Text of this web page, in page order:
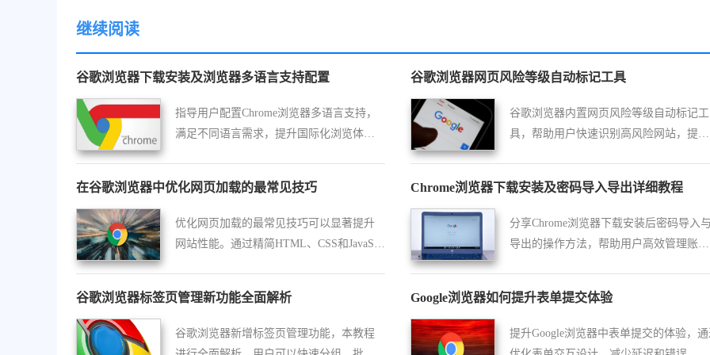
继续阅读
谷歌浏览器下载安装及浏览器多语言支持配置
指导用户配置Chrome浏览器多语言支持，
满足不同语言需求，提升国际化浏览体
谷歌浏览器网页风险等级自动标记工具
谷歌浏览器内置网页风险等级自动标记工
具，帮助用户快速识别高风险网站，提升
在谷歌浏览器中优化网页加载的最常见技巧
优化网页加载的最常见技巧可以显著提升
网站性能。通过精简HTML、CSS和JavaScr
Chrome浏览器下载安装及密码导入导出详细教程
分享Chrome浏览器下载安装后密码导入
导出的操作方法，帮助用户高效管理账号
谷歌浏览器标签页管理新功能全面解析
谷歌浏览器新增标签页管理功能，本教程
Google浏览器如何提升表单提交体验
提升Google浏览器中表单提交的体验，